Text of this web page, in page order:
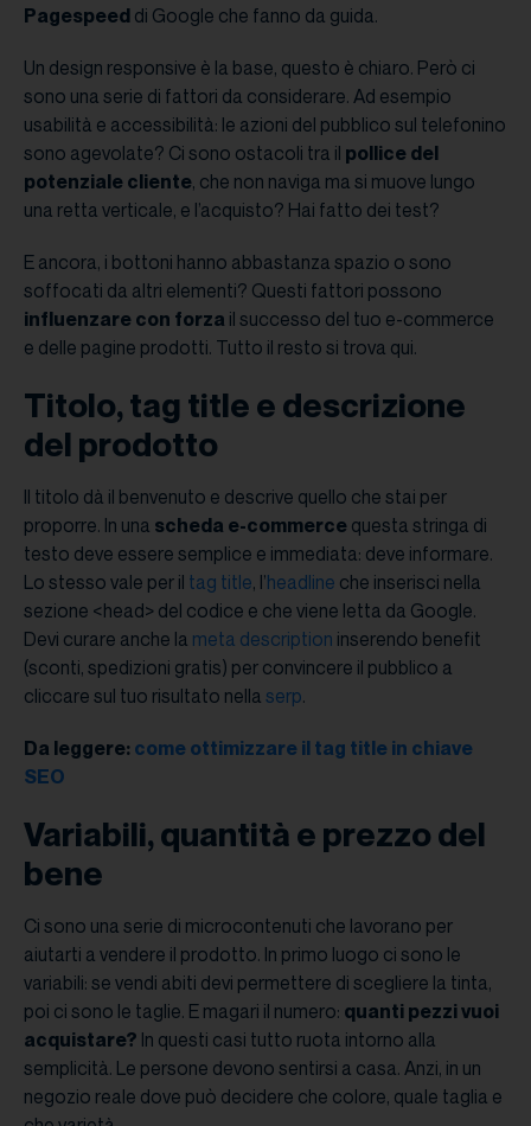
Pagespeed di Google che fanno da guida.
Un design responsive è la base, questo è chiaro. Però ci
sono una serie di fattori da considerare. Ad esempio
usabilità e accessibilità: le azioni del pubblico sul telefonino
sono agevolate? Ci sono ostacoli tra il pollice del
potenziale cliente, che non naviga ma si muove lungo
una retta verticale, e l’acquisto? Hai fatto dei test?
E ancora, i bottoni hanno abbastanza spazio o sono
soffocati da altri elementi? Questi fattori possono
influenzare con forza il successo del tuo e-commerce
e delle pagine prodotti. Tutto il resto si trova qui.
Titolo, tag title e descrizione
del prodotto
Il titolo dà il benvenuto e descrive quello che stai per
proporre. In una scheda e-commerce questa stringa di
testo deve essere semplice e immediata: deve informare.
Lo stesso vale per il tag title, l’headline che inserisci nella
sezione <head> del codice e che viene letta da Google.
Devi curare anche la meta description inserendo benefit
(sconti, spedizioni gratis) per convincere il pubblico a
cliccare sul tuo risultato nella serp.
Da leggere: come ottimizzare il tag title in chiave
SEO
Variabili, quantità e prezzo del
bene
Ci sono una serie di microcontenuti che lavorano per
aiutarti a vendere il prodotto. In primo luogo ci sono le
variabili: se vendi abiti devi permettere di scegliere la tinta,
poi ci sono le taglie. E magari il numero: quanti pezzi vuoi
acquistare? In questi casi tutto ruota intorno alla
semplicità. Le persone devono sentirsi a casa. Anzi, in un
negozio reale dove può decidere che colore, quale taglia e